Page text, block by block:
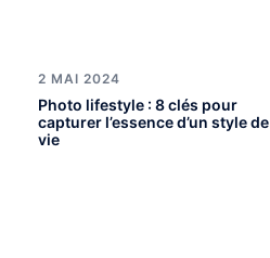
2 MAI 2024
Photo lifestyle : 8 clés pour
capturer l’essence d’un style de
vie